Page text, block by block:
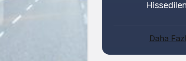
Daha
Abacı ve Abul